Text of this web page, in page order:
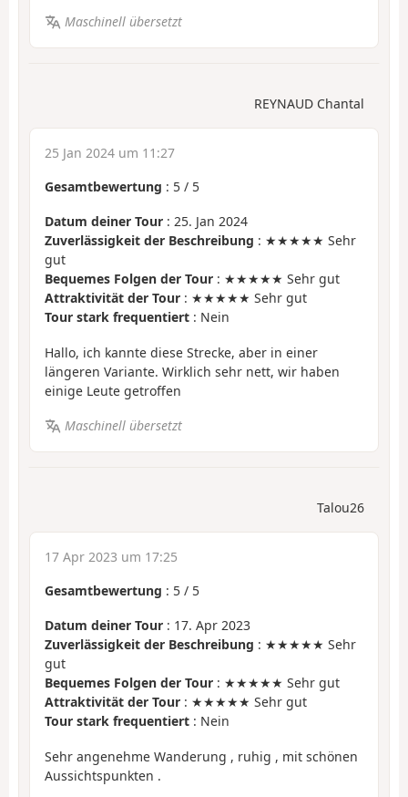
Maschinell übersetzt
REYNAUD Chantal
25 Jan 2024 um 11:27
Gesamtbewertung : 5 / 5
Datum deiner Tour : 25. Jan 2024
Zuverlässigkeit der Beschreibung : ★★★★★ Sehr
gut
Bequemes Folgen der Tour : ★★★★★ Sehr gut
Attraktivität der Tour : ★★★★★ Sehr gut
Tour stark frequentiert : Nein
Hallo, ich kannte diese Strecke, aber in einer
längeren Variante. Wirklich sehr nett, wir haben
einige Leute getroffen
Maschinell übersetzt
Talou26
17 Apr 2023 um 17:25
Gesamtbewertung : 5 / 5
Datum deiner Tour : 17. Apr 2023
Zuverlässigkeit der Beschreibung : ★★★★★ Sehr
gut
Bequemes Folgen der Tour : ★★★★★ Sehr gut
Attraktivität der Tour : ★★★★★ Sehr gut
Tour stark frequentiert : Nein
Sehr angenehme Wanderung , ruhig , mit schönen
Aussichtspunkten .